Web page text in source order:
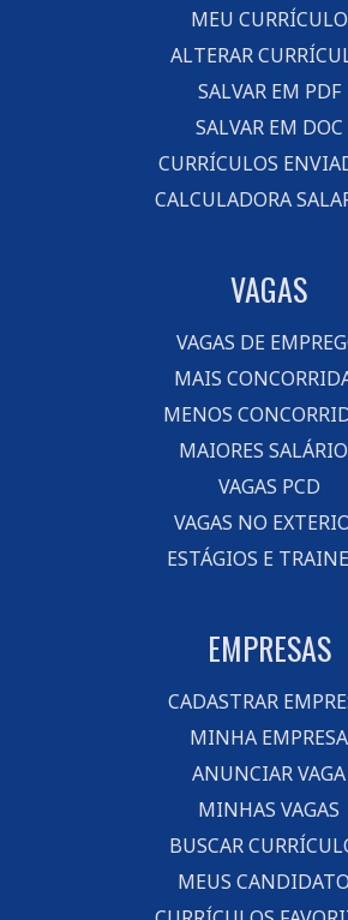
MEU CURRÍCULO
ALTERAR
SALVAR EM PDF
SALVAR EM DOC
CURRÍCULOS
CALCULADORA
VAGAS
VAGAS DE
MAIS
MENOS
MAIORES
VAGAS PCD
VAGAS NO
ESTÁGIOS E
EMPRESAS
CADASTRAR
MINHA EMPRESA
ANUNCIAR VAGA
MINHAS VAGAS
BUSCAR
MEUS